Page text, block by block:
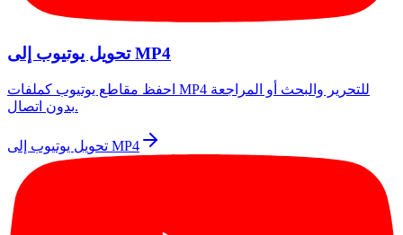
تحويل يوتيوب إلى MP4
احفظ مقاطع يوتيوب كملفات MP4 للتحرير والبحث أو المراجعة
بدون اتصال.
تحويل يوتيوب إلى MP4